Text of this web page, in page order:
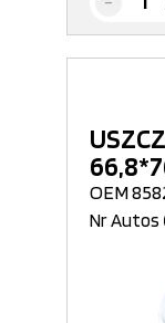
OEM
Nr Autos